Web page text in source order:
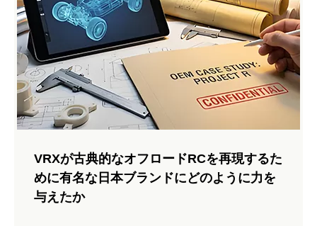
トールシリーズのユニバーサルジョイントを組み
立てて解体する方法は?
ードッグボーン交換! フロントドッグボーンステップ: ホイー
ルを取り外し、ヘックスハブとピンを抽出し、ネジを外し、
新しいドッグボーンをドライブカップスロットに合わせま
VRXが古典的なオフロードRCを再現するた
めに有名な日本ブランドにどのように力を
与えたか